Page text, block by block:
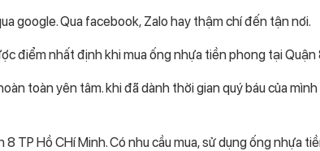
google. Qua facebook, Zalo hay thậm chí đến tận nơi.
điểm nhất định khi mua ống nhựa tiền phong tại Quận
toàn yên tâm. khi đã dành thời gian quý báu của
TP Hồ CHí Minh. Có nhu cầu mua, sử dụng ống nhựa